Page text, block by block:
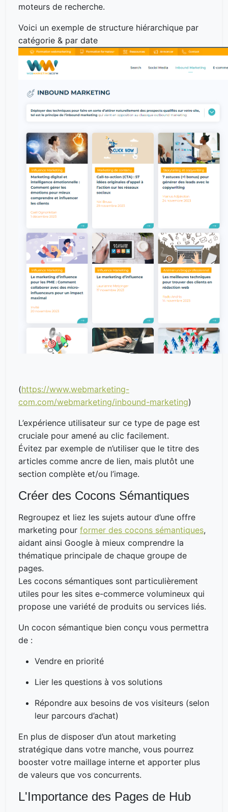
moteurs de recherche.
Voici un exemple de structure hiérarchique par
catégorie & par date
(https://www.webmarketing-
com.com/webmarketing/inbound-marketing)
L’expérience utilisateur sur ce type de page est
cruciale pour amené au clic facilement.
Évitez par exemple de n’utiliser que le titre des
articles comme ancre de lien, mais plutôt une
section complète et/ou l’image.
Créer des Cocons Sémantiques
Regroupez et liez les sujets autour d’une offre
marketing pour former des cocons sémantiques,
aidant ainsi Google à mieux comprendre la
thématique principale de chaque groupe de
pages.
Les cocons sémantiques sont particulièrement
utiles pour les sites e-commerce volumineux qui
propose une variété de produits ou services liés.
Un cocon sémantique bien conçu vous permettra
de :
Vendre en priorité
Lier les questions à vos solutions
Répondre aux besoins de vos visiteurs (selon
leur parcours d’achat)
En plus de disposer d’un atout marketing
stratégique dans votre manche, vous pourrez
booster votre maillage interne et apporter plus
de valeurs que vos concurrents.
L'Importance des Pages de Hub